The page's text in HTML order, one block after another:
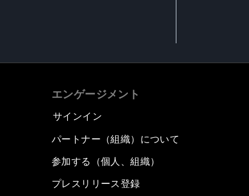
エンゲージメント
サインイン
パートナー（組織）について
参加する（個人、組織）
プレスリリース登録